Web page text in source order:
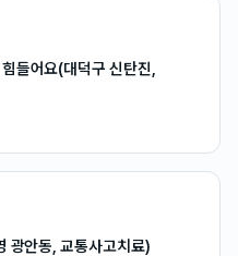
들어요(대덕구 신탄진,
광안동, 교통사고치료)